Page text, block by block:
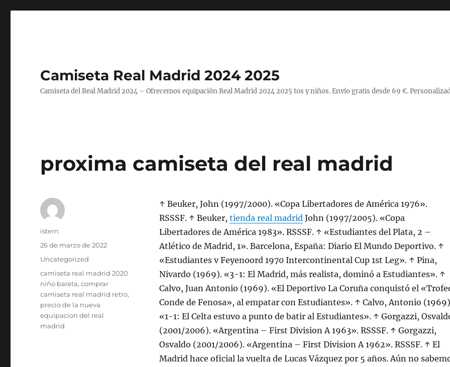
Camiseta Real Madrid 2024 2025
Camiseta del Real Madrid 2024 – Ofrecemos equipación Real Madrid 2024 2025 tos y niños. Envío gratis desde 69 €.
proxima camiseta del real madrid
↑ Beuker, John (1997/2000). «Copa Libertadores de América 1976».
RSSSF. ↑ Beuker, tienda real madridJohn (1997/2005). «Copa
Libertadores de América 1983». RSSSF. ↑ «Estudiantes del Plata, 2 –
Atlético de Madrid, 1». Barcelona, España: Diario El Mundo Deportivo. ↑
«Estudiantes v Feyenoord 1970 Intercontinental Cup 1st Leg». ↑ Pina,
Nivardo (1969). «3-1: El Madrid, más realista, dominó a Estudiantes». ↑
Calvo, Juan Antonio (1969). «El Deportivo La Coruña conquistó el
Conde de Fenosa», al empatar con Estudiantes». ↑ Calvo, Antonio
«1-1: El Celta estuvo a punto de batir al Estudiantes». ↑ Gorgazzi,
(2001/2006). «Argentina – First Division A 1963». RSSSF. ↑ Gorgazzi,
Osvaldo (2001/2006). «Argentina – First Division A 1962». RSSSF. ↑ El
Madrid hace oficial la vuelta de Lucas Vázquez por 5 años. Aún no
Autor
istern
Publicado
26 de marzo de 2022
Categorías
Uncategorized
Etiquetas
camiseta real madrid 2020
niño barata,comprar
camiseta real madrid retro,
precio de la nueva
equipacion del real
madrid